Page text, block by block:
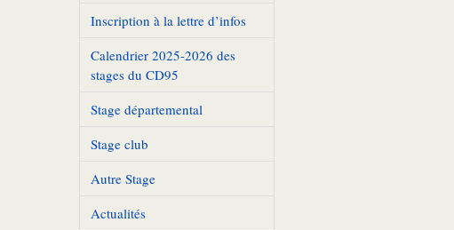
Inscription à la lettre d’infos
Calendrier 2025-2026 des
stages du CD95
Stage départemental
Stage club
Autre Stage
Actualités